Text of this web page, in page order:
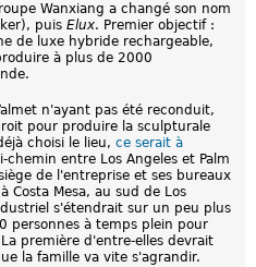
Wanxiang a changé son nom
puis Elux. Premier objectif :
de luxe hybride rechargeable,
à plus de 2000
n'ayant pas été reconduit,
pour produire la sculpturale
choisi le lieu, ce serait à
chemin entre Los Angeles et Palm
de l'entreprise et ses bureaux
Costa Mesa, au sud de Los
s'étendrait sur un peu plus
personnes à temps plein pour
première d'entre-elles devrait
la famille va vite s'agrandir.